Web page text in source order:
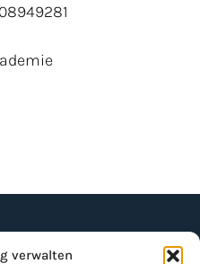
verwalten